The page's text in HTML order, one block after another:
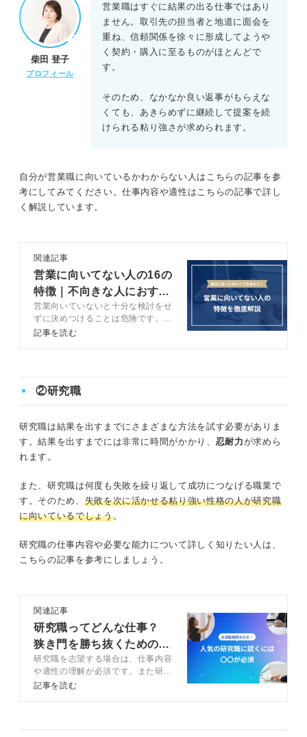
柴田 登子
プロフィール
営業職はすぐに結果の出る仕事ではあり
ません。取引先の担当者と地道に面会を
重ね、信頼関係を徐々に形成してようや
く契約・購入に至るものがほとんどで
す。
そのため、なかなか良い返事がもらえな
くても、あきらめずに継続して提案を続
けられる粘り強さが求められます。
自分が営業職に向いているかわからない人はこちらの記事を参
考にしてみてください。仕事内容や適性はこちらの記事で詳し
く解説しています。
関連記事
営業に向いてない人の16の
特徴｜不向きな人におすす
めの道も解説
営業向いていないと十分な検討をせ
ずに決めつけることは危険です。ま
ずは営業職の理解を深めましょう。
解説します。
記事を読む
②研究職
研究職は結果を出すまでにさまざまな方法を試す必要がありま
す。結果を出すまでには非常に時間がかかり、 忍耐力が求めら
れます。
また、研究職は何度も失敗を繰り返して成功につなげる職業で
す。そのため、 失敗を次に活かせる粘り強い性格の人が研究職
に向いているでしょう。
研究職の仕事内容や必要な能力について詳しく知りたい人は、
こちらの記事を参考にしましょう。
関連記事
研究職ってどんな仕事？
狭き門を勝ち抜くための志
望動機例も紹介！
研究職を志望する場合は、仕事内容
や適性の理解が必須です。また研究
職のメリットデメリットも押さえて
解説します。志望動機例文も紹介す
記事を読む